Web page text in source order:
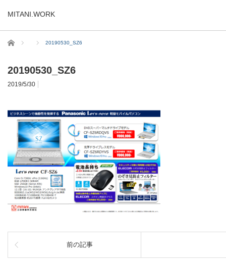
MITANI.WORK
ホーム 20190530_SZ6
20190530_SZ6
2019/5/30
前の記事